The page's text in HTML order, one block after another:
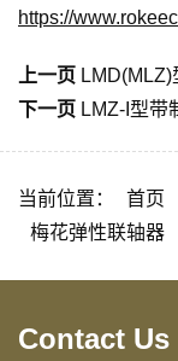
https://
上一页
下一页 LMZ-I型带
当前位置： 首页
梅花弹性联轴器
Contact Us